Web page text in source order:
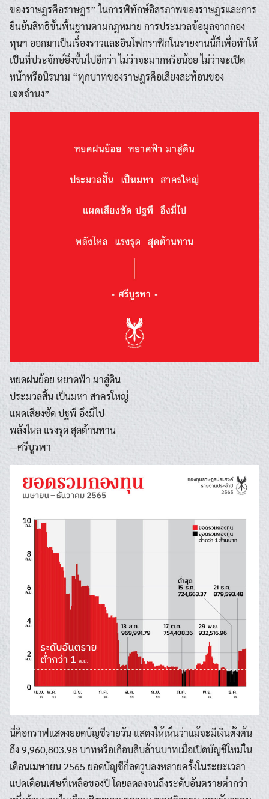
ของราษฎรคือราษฎร” ในการพิทักษ์อิสรภาพของราษฎรและการ
ยืนยันสิทธิขั้นพื้นฐานตามกฎหมาย การประมวลข้อมูลจากกอง
ทุนฯ ออกมาเป็นเรื่องราวและอินโฟกราฟิกในรายงานนี้ก็เพื่อทำให้
เป็นที่ประจักษ์ยิ่งขึ้นไปอีกว่า ไม่ว่าจะมากหรือน้อย ไม่ว่าจะเปิด
หน้าหรือนิรนาม “ทุกบาทของราษฎรคือเสียงสะท้อนของ
เจตจำนง”
หยดฝนย้อย หยาดฟ้า มาสู่ดิน
ประมวลสิ้น เป็นมหา สาครใหญ่
แผดเสียงซัด ปฐพี อึงมี่ไป
พลังไหล แรงรุด สุดต้านทาน
—ศรีบูรพา
นี่คือกราฟแสดงยอดบัญชีรายวัน แสดงให้เห็นว่าแม้จะมีเงินตั้งต้น
ถึง 9,960,803.98 บาทหรือเกือบสิบล้านบาทเมื่อเปิดบัญชีใหม่ใน
เดือนเมษายน 2565 ยอดบัญชีก็ลดวูบลงหลายครั้งในระยะเวลา
แปดเดือนเศษที่เหลือของปี โดยลดลงจนถึงระดับอันตรายต่ำกว่า